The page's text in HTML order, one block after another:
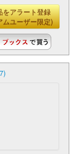
をアラート登録
ムユーザー限定)